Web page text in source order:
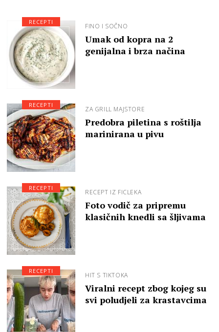
FINO I SOČNO
Umak od kopra na 2
genijalna i brza načina
RECEPTI
ZA GRILL MAJSTORE
Predobra piletina s roštilja
marinirana u pivu
RECEPTI
RECEPT IZ FICLEKA
Foto vodič za pripremu
klasičnih knedli sa šljivama
RECEPTI
HIT S TIKTOKA
Viralni recept zbog kojeg su
svi poludjeli za krastavcima
RECEPTI